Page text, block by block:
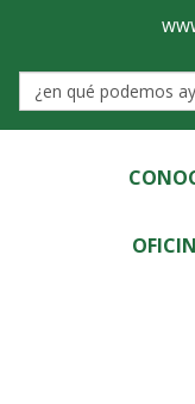
de
Castro-
Urdiales